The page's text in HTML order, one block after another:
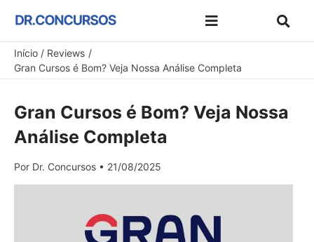
conteúdo
Início
Reviews
Gran Cursos é Bom? Veja Nossa Análise Completa
Gran Cursos é Bom? Veja Nossa
Análise Completa
Por Dr. Concursos • 21/08/2025